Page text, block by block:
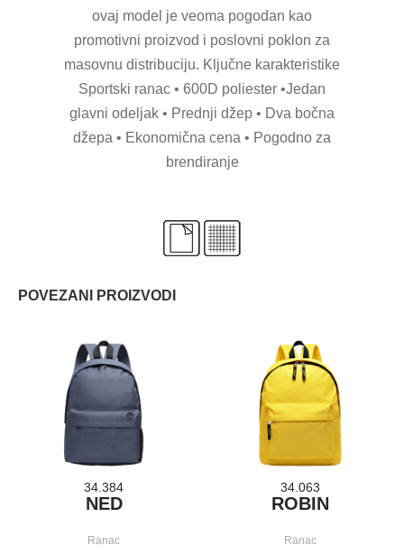
ovaj model je veoma pogodan kao
promotivni proizvod i poslovni poklon za
masovnu distribuciju. Ključne karakteristike
Sportski ranac • 600D poliester •Jedan
glavni odeljak • Prednji džep • Dva bočna
džepa • Ekonomična cena • Pogodno za
brendiranje
POVEZANI PROIZVODI
34.384
NED
Ranac
34.063
ROBIN
Ranac